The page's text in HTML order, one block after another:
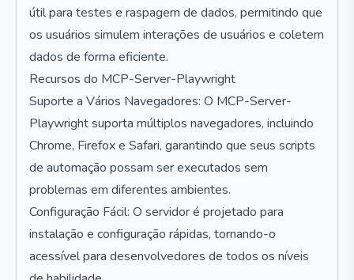
útil para testes e raspagem de dados, permitindo que
os usuários simulem interações de usuários e coletem
dados de forma eficiente.
Recursos do MCP-Server-Playwright
Suporte a Vários Navegadores: O MCP-Server-
Playwright suporta múltiplos navegadores, incluindo
Chrome, Firefox e Safari, garantindo que seus scripts
de automação possam ser executados sem
problemas em diferentes ambientes.
Configuração Fácil: O servidor é projetado para
instalação e configuração rápidas, tornando-o
acessível para desenvolvedores de todos os níveis